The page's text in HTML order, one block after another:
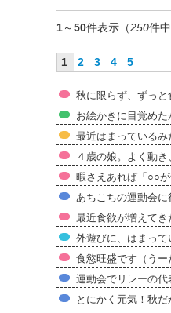
1～50件表示（250件中
1 2 3 4 5
秋に限らず、ずっと
お絵かきに目覚めた
最近はまっているみ
４歳の娘。よく動
暇さえあれば「○○
あちこちの運動会に
最近食欲が増えてき
外遊びに、はまって
食慾旺盛です（うー
運動会でリレーの
とにかく元気！秋